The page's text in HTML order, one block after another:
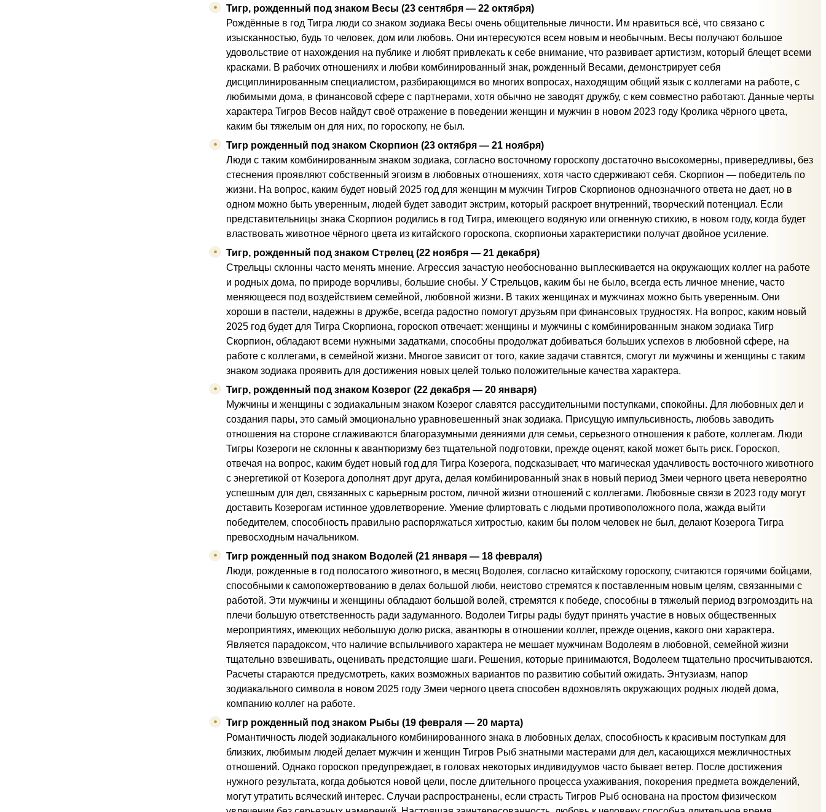
Тигр, рожденный под знаком Весы (23 сентября — 22 октября)
Рождённые в год Тигра люди со знаком зодиака Весы очень общительные личности. Им нравиться всё, что связано с
изысканностью, будь то человек, дом или любовь. Они интересуются всем новым и необычным. Весы получают большое
удовольствие от нахождения на публике и любят привлекать к себе внимание, что развивает артистизм, который блещет всеми
красками. В рабочих отношениях и любви комбинированный знак, рожденный Весами, демонстрирует себя
дисциплинированным специалистом, разбирающимся во многих вопросах, находящим общий язык с коллегами на работе, с
любимыми дома, в финансовой сфере с партнерами, хотя обычно не заводят дружбу, с кем совместно работают. Данные черты
характера Тигров Весов найдут своё отражение в поведении женщин и мужчин в новом 2023 году Кролика чёрного цвета,
каким бы тяжелым он для них, по гороскопу, не был.
Тигр рожденный под знаком Скорпион (23 октября — 21 ноября)
Люди с таким комбинированным знаком зодиака, согласно восточному гороскопу достаточно высокомерны, привередливы, без
стеснения проявляют собственный эгоизм в любовных отношениях, хотя часто сдерживают себя. Скорпион — победитель по
жизни. На вопрос, каким будет новый 2025 год для женщин м мужчин Тигров Скорпионов однозначного ответа не дает, но в
одном можно быть уверенным, людей будет заводит экстрим, который раскроет внутренний, творческий потенциал. Если
представительницы знака Скорпион родились в год Тигра, имеющего водяную или огненную стихию, в новом году, когда будет
властвовать животное чёрного цвета из китайского гороскопа, скорпионьи характеристики получат двойное усиление.
Тигр, рожденный под знаком Стрелец (22 ноября — 21 декабря)
Стрельцы склонны часто менять мнение. Агрессия зачастую необоснованно выплескивается на окружающих коллег на работе
и родных дома, по природе ворчливы, большие снобы. У Стрельцов, каким бы не было, всегда есть личное мнение, часто
меняющееся под воздействием семейной, любовной жизни. В таких женщинах и мужчинах можно быть уверенным. Они
хороши в пастели, надежны в дружбе, всегда радостно помогут друзьям при финансовых трудностях. На вопрос, каким новый
2025 год будет для Тигра Скорпиона, гороскоп отвечает: женщины и мужчины с комбинированным знаком зодиака Тигр
Скорпион, обладают всеми нужными задатками, способны продолжат добиваться больших успехов в любовной сфере, на
работе с коллегами, в семейной жизни. Многое зависит от того, какие задачи ставятся, смогут ли мужчины и женщины с таким
знаком зодиака проявить для достижения новых целей только положительные качества характера.
Тигр, рожденный под знаком Козерог (22 декабря — 20 января)
Мужчины и женщины с зодиакальным знаком Козерог славятся рассудительными поступками, спокойны. Для любовных дел и
создания пары, это самый эмоционально уравновешенный знак зодиака. Присущую импульсивность, любовь заводить
отношения на стороне сглаживаются благоразумными деяниями для семьи, серьезного отношения к работе, коллегам. Люди
Тигры Козероги не склонны к авантюризму без тщательной подготовки, прежде оценят, какой может быть риск. Гороскоп,
отвечая на вопрос, каким будет новый год для Тигра Козерога, подсказывает, что магическая удачливость восточного животного
с энергетикой от Козерога дополнят друг друга, делая комбинированный знак в новый период Змеи черного цвета невероятно
успешным для дел, связанных с карьерным ростом, личной жизни отношений с коллегами. Любовные связи в 2023 году могут
доставить Козерогам истинное удовлетворение. Умение флиртовать с людьми противоположного пола, жажда выйти
победителем, способность правильно распоряжаться хитростью, каким бы полом человек не был, делают Козерога Тигра
превосходным начальником.
Тигр рожденный под знаком Водолей (21 января — 18 февраля)
Люди, рожденные в год полосатого животного, в месяц Водолея, согласно китайскому гороскопу, считаются горячими бойцами,
способными к самопожертвованию в делах большой люби, неистово стремятся к поставленным новым целям, связанными с
работой. Эти мужчины и женщины обладают большой волей, стремятся к победе, способны в тяжелый период взгромоздить на
плечи большую ответственность ради задуманного. Водолеи Тигры рады будут принять участие в новых общественных
мероприятиях, имеющих небольшую долю риска, авантюры в отношении коллег, прежде оценив, какого они характера.
Является парадоксом, что наличие вспыльчивого характера не мешает мужчинам Водолеям в любовной, семейной жизни
тщательно взвешивать, оценивать предстоящие шаги. Решения, которые принимаются, Водолеем тщательно просчитываются.
Расчеты стараются предусмотреть, каких возможных вариантов по развитию событий ожидать. Энтузиазм, напор
зодиакального символа в новом 2025 году Змеи черного цвета способен вдохновлять окружающих родных людей дома,
компанию коллег на работе.
Тигр рожденный под знаком Рыбы (19 февраля — 20 марта)
Романтичность людей зодиакального комбинированного знака в любовных делах, способность к красивым поступкам для
близких, любимым людей делает мужчин и женщин Тигров Рыб знатными мастерами для дел, касающихся межличностных
отношений. Однако гороскоп предупреждает, в головах некоторых индивидуумов часто бывает ветер. После достижения
нужного результата, когда добьются новой цели, после длительного процесса ухаживания, покорения предмета вожделений,
могут утратить всяческий интерес. Случаи распространены, если страсть Тигров Рыб основана на простом физическом